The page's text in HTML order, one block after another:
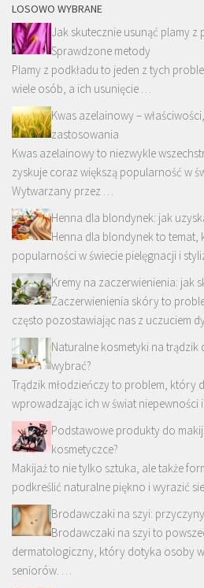
LOSOWO WYBRANE
Jak skutecznie usunąć plamy z
Sprawdzone metody
Plamy z podkładu to jeden z tych
wiele osób, a ich usunięcie …
Kwas azelainowy –
zastosowania
Kwas azelainowy to niezwykle
zyskuje coraz większą popularność w
Wytwarzany przez …
Henna dla blondynek: jak
Henna dla blondynek to temat,
popularności w świecie pielęgnacji i
Kremy na zaczerwienienia: jak
Zaczerwienienia skóry to
często pozostawiając nas z uczuciem
Naturalne kosmetyki na trądzik
wybrać?
Trądzik młodzieńczy to problem, który
wprowadzając ich w świat niepewności
Podstawowe produkty do
kosmetyczce?
Makijaż to nie tylko sztuka, ale także
podkreślić naturalne piękno i wyrazić
Brodawczaki na szyi:
Brodawczaki na szyi to
dermatologiczny, który dotyka osoby
seniorów. …